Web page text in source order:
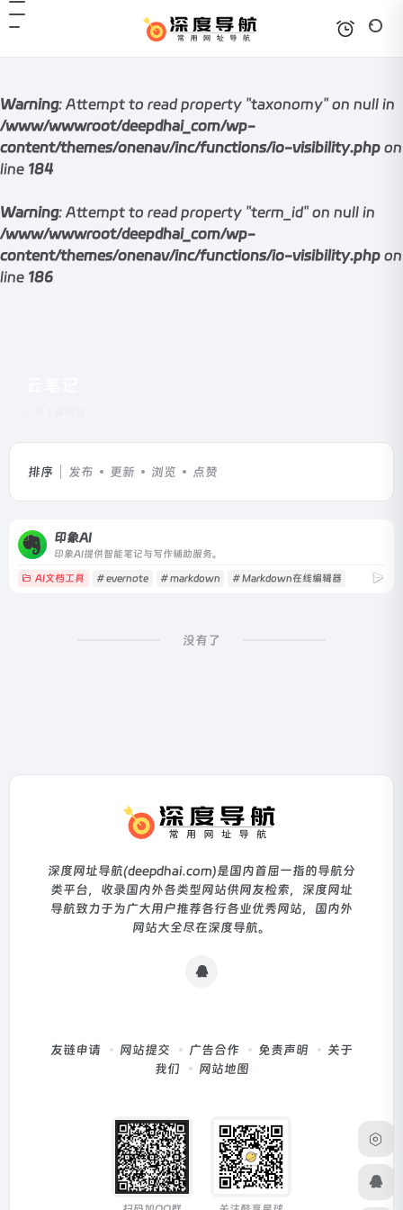
Warning: Attempt to read property "taxonomy" on null in
/www/wwwroot/deepdhai_com/wp-
content/themes/onenav/inc/functions/io-visibility.php on
line 184
Warning: Attempt to read property "term_id" on null in
/www/wwwroot/deepdhai_com/wp-
content/themes/onenav/inc/functions/io-visibility.php on
line 186
排序 发布 更新 浏览 点赞
印象AI
印象AI提供智能笔记与写作辅助服务。
AI文档工具 # evernote # markdown # Markdown在线编辑器
没有了
深度网址导航(deepdhai.com)是国内首屈一指的导航分
类平台，收录国内外各类型网站供网友检索，深度网址
导航致力于为广大用户推荐各行各业优秀网站，国内外
网站大全尽在深度导航。
友链申请 网站提交 广告合作 免责声明
关于
我们
网站地图